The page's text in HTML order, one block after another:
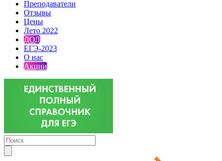
Преподаватели
Отзывы
Цены
Лето 2022
ДОД
ЕГЭ-2023
О нас
Акции